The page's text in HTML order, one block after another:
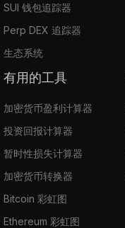
SUI 钱包追踪器
Perp DEX 追踪器
生态系统
有用的工具
加密货币盈利计算器
投资回报计算器
暂时性损失计算器
加密货币转换器
Bitcoin 彩虹图
Ethereum 彩虹图